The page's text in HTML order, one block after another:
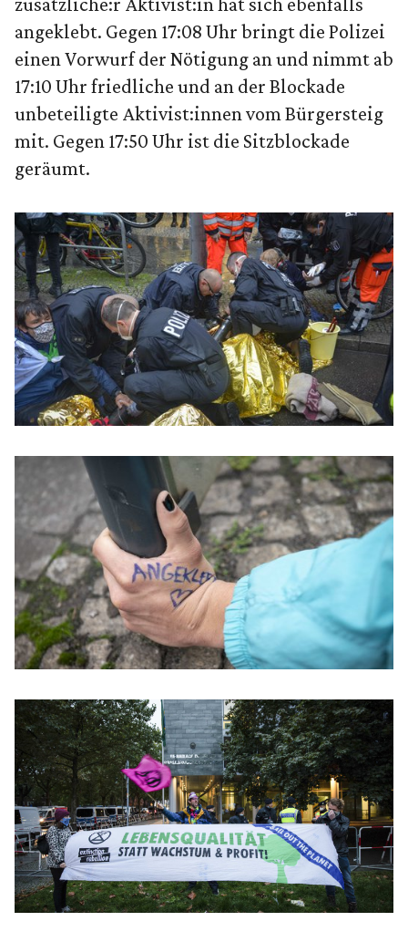
angeklebt. Gegen 17:08 Uhr bringt die Polizei
einen Vorwurf der Nötigung an und nimmt ab
17:10 Uhr friedliche und an der Blockade
unbeteiligte Aktivist:innen vom Bürgersteig
mit. Gegen 17:50 Uhr ist die Sitzblockade
geräumt.